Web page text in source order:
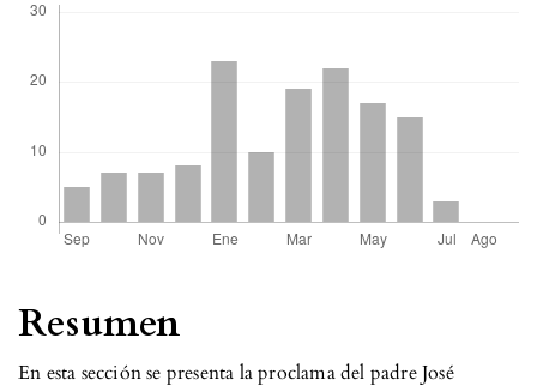
Resumen
En esta sección se presenta la proclama del padre José